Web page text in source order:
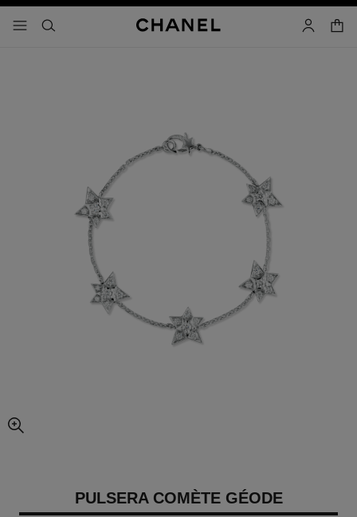
- navegación principal
buscar cuenta
imagen agrandada
PULSERA COMÈTE GÉODE